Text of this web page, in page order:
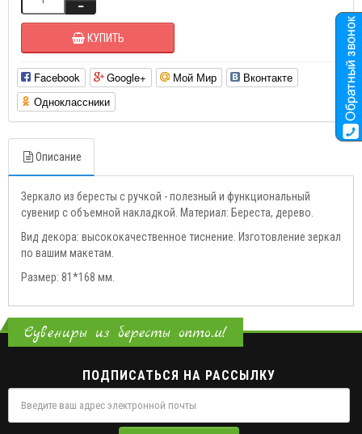
КУПИТЬ
Facebook Google+ Мой Мир
Вконтакте
Одноклассники
Описание
Зеркало из бересты с ручкой - полезный и функциональный
сувенир с объемной накладкой. Материал: Береста, дерево.
Вид декора: высококачественное тиснение. Изготовление зеркал
по вашим макетам.
Размер: 81*168 мм.
Сувениры из бересты оптом!
ПОДПИСАТЬСЯ НА РАССЫЛКУ